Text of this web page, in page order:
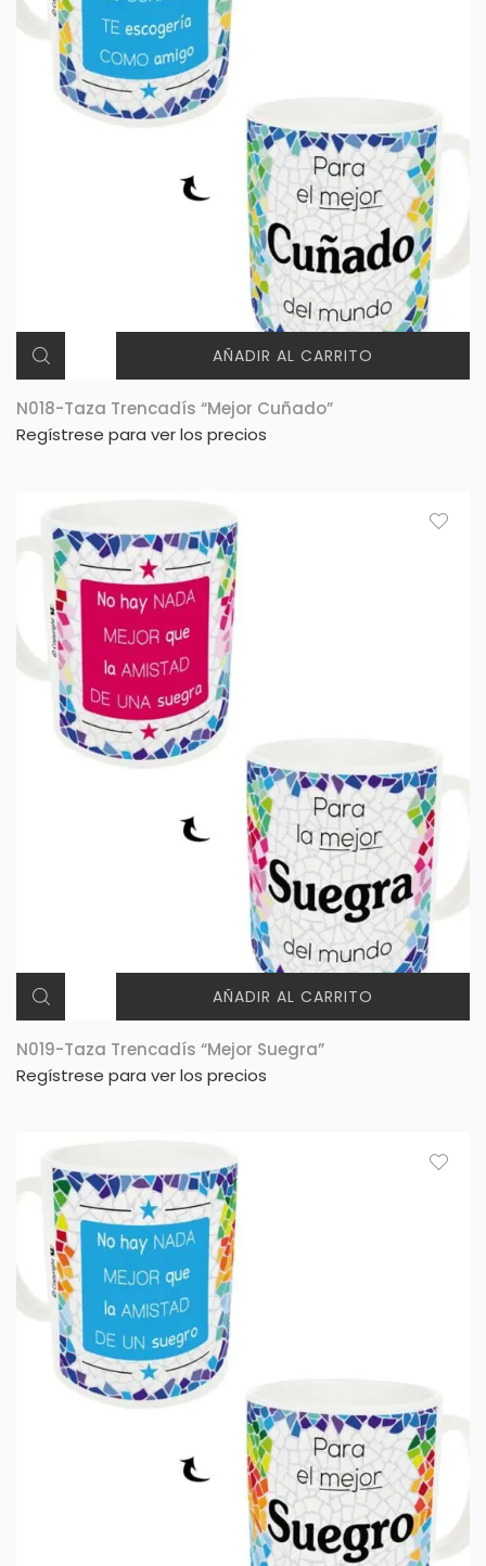
AÑADIR AL CARRITO
N018-Taza Trencadís “Mejor Cuñado”
Regístrese para ver los precios
AÑADIR AL CARRITO
N019-Taza Trencadís “Mejor Suegra”
Regístrese para ver los precios